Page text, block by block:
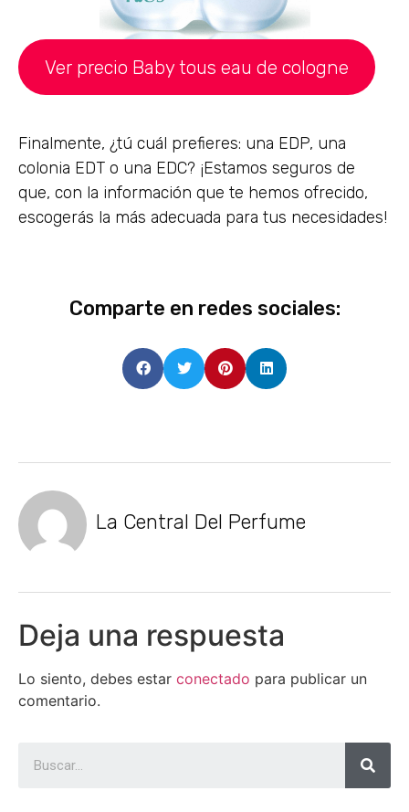
Ver precio Baby tous eau de cologne
Finalmente, ¿tú cuál prefieres: una EDP, una
colonia EDT o una EDC? ¡Estamos seguros de
que, con la información que te hemos ofrecido,
escogerás la más adecuada para tus necesidades!
Comparte en redes sociales:
La Central Del Perfume
Deja una respuesta
Lo siento, debes estar conectado para publicar un
comentario.